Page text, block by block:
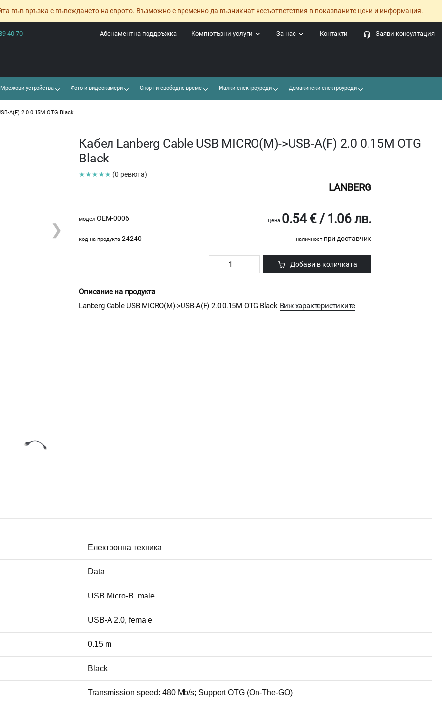
във връзка с въвеждането на еврото. Възможно е временно да възникнат несъответствия в показваните цени и информация.
40 70 Заяви консултация
Контакти
За нас
Компютърни услуги
Абонаментна поддръжка
устройства Фото и видеокамери Спорт и свободно време Малки електроуреди Домакински електроуреди
A(F) 2.0 0.15M OTG Black
❯
Кабел Lanberg Cable USB MICRO(M)->USB-A(F) 2.0 0.15M OTG
Black
★★★★★ (0 ревюта)
LANBERG
модел OEM-0006 цена 0.54 € / 1.06 лв.
код на продукта 24240 наличност при доставчик
Добави в количката
Описание на продукта
Lanberg Cable USB MICRO(M)->USB-A(F) 2.0 0.15M OTG Black Виж характеристиките
Електронна техника
Data
USB Micro-B, male
USB-A 2.0, female
0.15 m
Black
Transmission speed: 480 Mb/s; Support OTG (On-The-GO)